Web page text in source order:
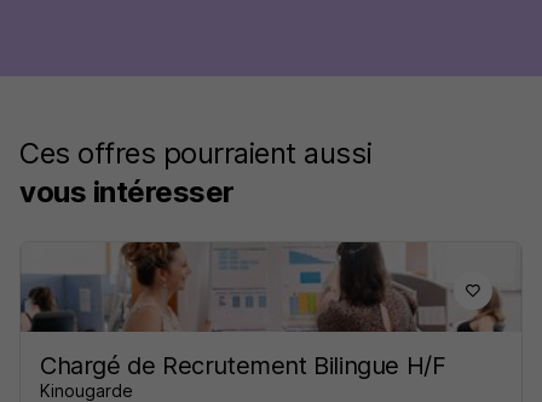
Ces offres pourraient aussi
vous intéresser
Chargé de Recrutement Bilingue H/F
Kinougarde